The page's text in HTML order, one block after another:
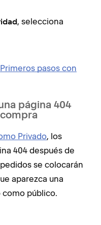
, selecciona
Primeros pasos con
página 404
Privado, los
404 después de
se colocarán
aparezca una
como público.